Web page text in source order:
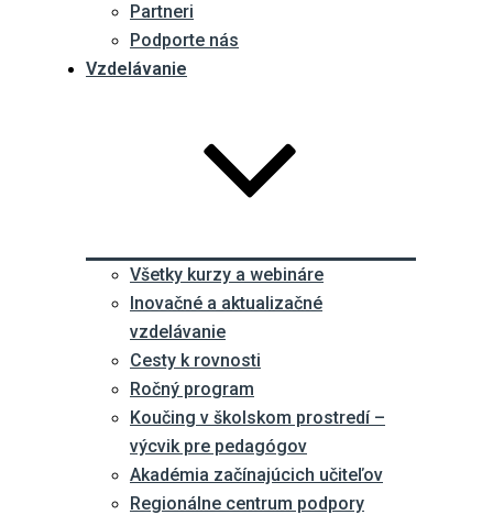
Partneri
Podporte nás
Vzdelávanie
Všetky kurzy a webináre
Inovačné a aktualizačné
vzdelávanie
Cesty k rovnosti
Ročný program
Koučing v školskom prostredí –
výcvik pre pedagógov
Akadémia začínajúcich učiteľov
Regionálne centrum podpory